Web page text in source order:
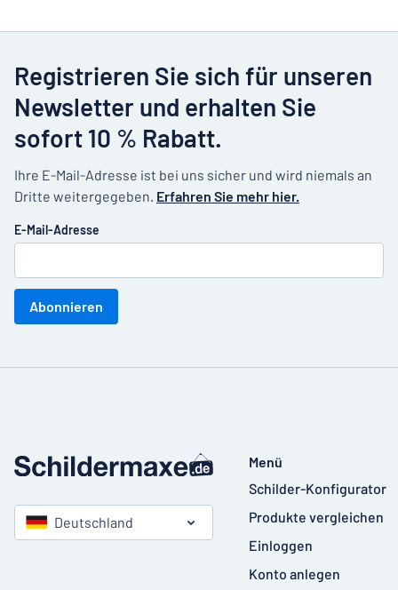
Registrieren Sie sich für unseren
Newsletter und erhalten Sie
sofort 10 % Rabatt.
Ihre E-Mail-Adresse ist bei uns sicher und wird niemals an
Dritte weitergegeben. Erfahren Sie mehr hier.
E-Mail-Adresse
Abonnieren
Deutschland
Menü
Schilder-Konfigurator
Produkte vergleichen
Einloggen
Konto anlegen